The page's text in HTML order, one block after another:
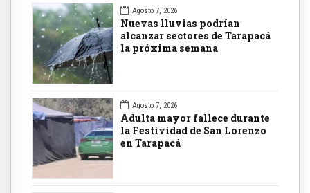
Agosto 7, 2026
Nuevas lluvias podrían
alcanzar sectores de Tarapacá
la próxima semana
Agosto 7, 2026
Adulta mayor fallece durante
la Festividad de San Lorenzo
en Tarapacá